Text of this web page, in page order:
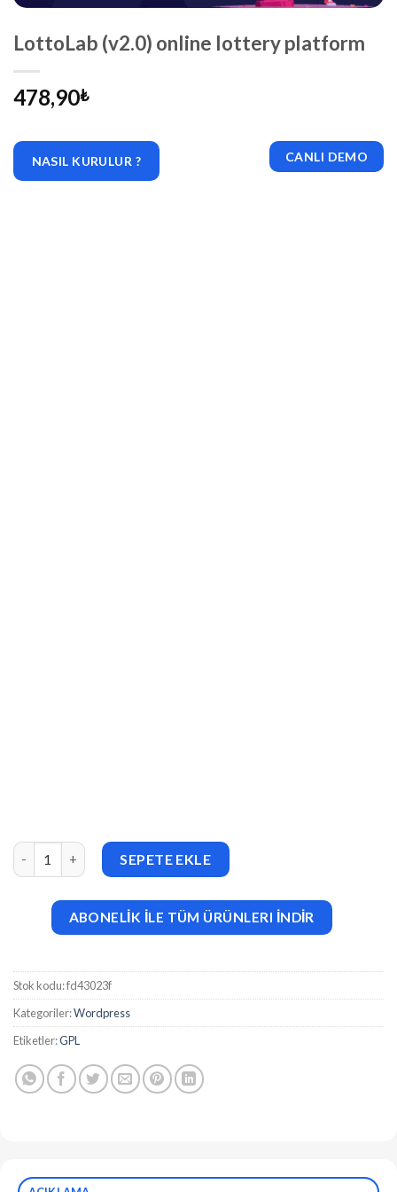
LottoLab (v2.0) online lottery platform
478,90₺
NASIL KURULUR ? CANLI DEMO
LottoLab (v2.0) online lottery platform adet
SEPETE EKLE
ABONELİK İLE TÜM ÜRÜNLERI İNDİR
Stok kodu:fd43023f
Kategoriler:Wordpress
Etiketler:GPL